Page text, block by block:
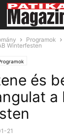
Programok
Winterfesten
és
a
21